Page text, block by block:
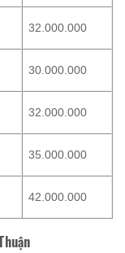
32.000.000
30.000.000
32.000.000
35.000.000
42.000.000